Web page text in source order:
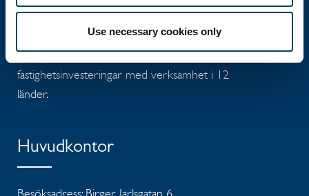
Use necessary cookies only
Catella Group
Catella är en ledande specialist inom
fastighetsinvesteringar med verksamhet i 12
länder.
Huvudkontor